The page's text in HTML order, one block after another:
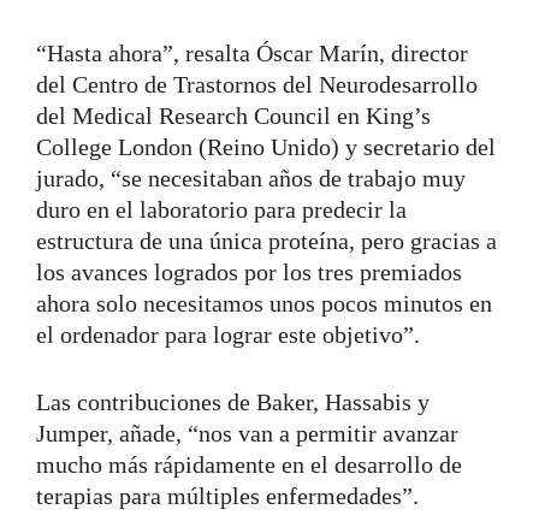
“Hasta ahora”, resalta Óscar Marín, director
del Centro de Trastornos del Neurodesarrollo
del Medical Research Council en King’s
College London (Reino Unido) y secretario del
jurado, “se necesitaban años de trabajo muy
duro en el laboratorio para predecir la
estructura de una única proteína, pero gracias a
los avances logrados por los tres premiados
ahora solo necesitamos unos pocos minutos en
el ordenador para lograr este objetivo”.
Las contribuciones de Baker, Hassabis y
Jumper, añade, “nos van a permitir avanzar
mucho más rápidamente en el desarrollo de
terapias para múltiples enfermedades”.